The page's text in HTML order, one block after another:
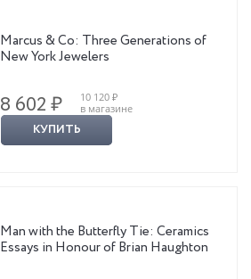
Marcus & Co: Three Generations of
New York Jewelers
8 602 ₽
10 120 ₽
в магазине
КУПИТЬ
Man with the Butterfly Tie: Ceramics
Essays in Honour of Brian Haughton